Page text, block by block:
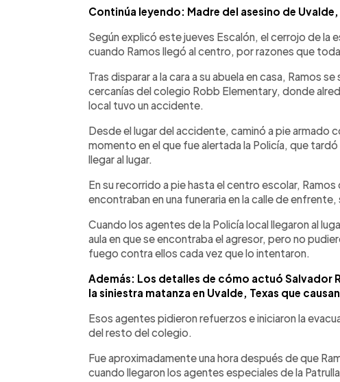
Continúa leyendo: Madre del asesino de
Según explicó este jueves Escalón, el cerrojo de la
cuando Ramos llegó al centro, por razones que
Tras disparar a la cara a su abuela en casa, Ramos
cercanías del colegio Robb Elementary, donde
local tuvo un accidente.
Desde el lugar del accidente, caminó a pie armado
momento en el que fue alertada la Policía, que
llegar al lugar.
En su recorrido a pie hasta el centro escolar,
encontraban en una funeraria en la calle de enfrente,
Cuando los agentes de la Policía local llegaron al
aula en que se encontraba el agresor, pero no
fuego contra ellos cada vez que lo intentaron.
Además: Los detalles de cómo actuó Salvador
la siniestra matanza en Uvalde, Texas que
Esos agentes pidieron refuerzos e iniciaron la
del resto del colegio.
Fue aproximadamente una hora después de que
cuando llegaron los agentes especiales de la